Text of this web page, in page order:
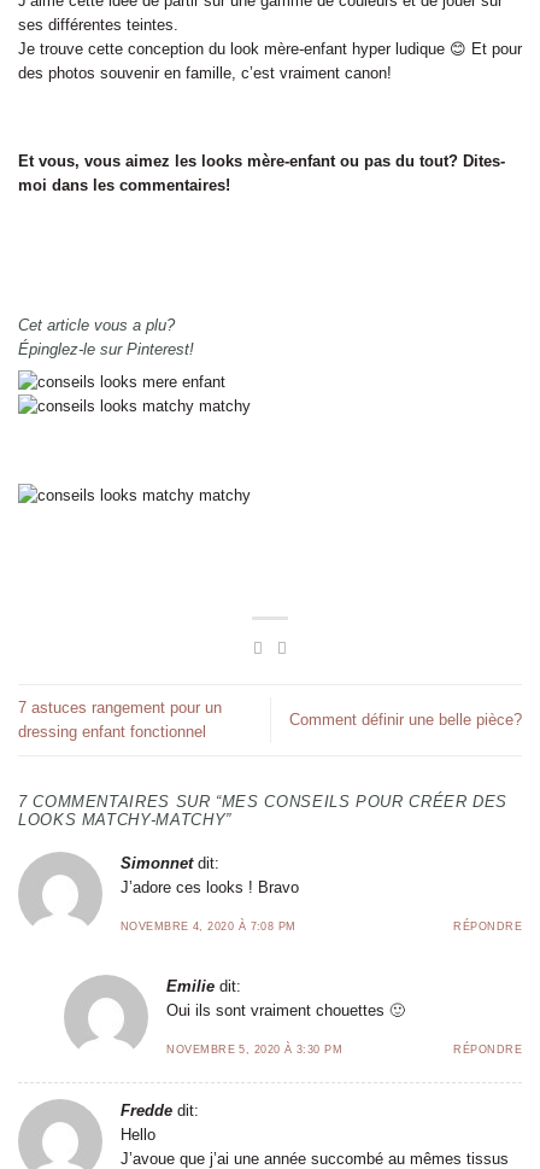
ses différentes teintes.
Je trouve cette conception du look mère-enfant hyper ludique 😊 Et pour
des photos souvenir en famille, c’est vraiment canon!
Et vous, vous aimez les looks mère-enfant ou pas du tout? Dites-
moi dans les commentaires!
Cet article vous a plu?
Épinglez-le sur Pinterest!
7 astuces rangement pour un
dressing enfant fonctionnel
Comment définir une belle pièce?
7 COMMENTAIRES SUR “MES CONSEILS POUR CRÉER DES
LOOKS MATCHY-MATCHY”
Simonnet dit:
J’adore ces looks ! Bravo
NOVEMBRE 4, 2020 À 7:08 PM RÉPONDRE
Emilie dit:
Oui ils sont vraiment chouettes 🙂
NOVEMBRE 5, 2020 À 3:30 PM RÉPONDRE
Fredde dit:
Hello
J’avoue que j’ai une année succombé au mêmes tissus